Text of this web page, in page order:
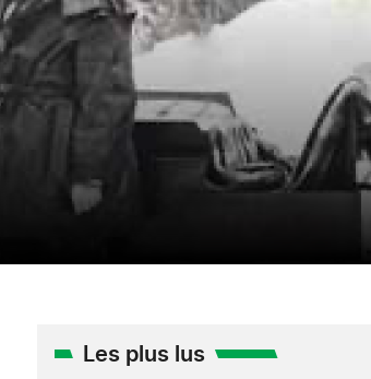
Les plus lus